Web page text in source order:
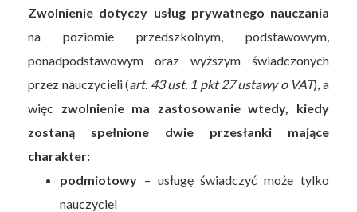
Zwolnienie dotyczy usług prywatnego nauczania
na poziomie przedszkolnym, podstawowym,
ponadpodstawowym oraz wyższym świadczonych
przez nauczycieli (art. 43 ust. 1 pkt 27 ustawy o VAT), a
więc zwolnienie ma zastosowanie wtedy, kiedy
zostaną spełnione dwie przesłanki mające
charakter:
podmiotowy – usługę świadczyć może tylko
nauczyciel